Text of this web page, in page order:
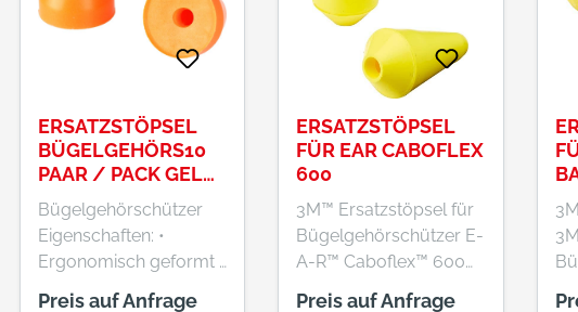
ERSATZSTÖPSEL
BÜGELGEHÖRS10
PAAR / PACK GELB
FORTIS
Bügelgehörschützer
Eigenschaften: •
Ergonomisch geformt •
Präzise Einstellung der
Preis auf Anfrage
ERSATZSTÖPSEL
FÜR EAR CABOFLEX
600
3M™ Ersatzstöpsel für
Bügelgehörschützer E-
A-R™ Caboflex™ 600
Eigenschaften: •
Preis auf Anfrage